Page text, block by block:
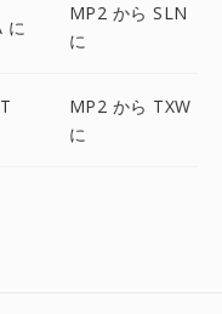
に
MP2 から SLN
に
MP2 から TXW
に